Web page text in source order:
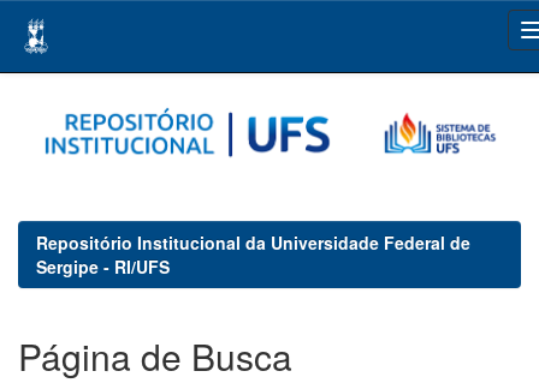
navigation
Repositório Institucional da Universidade Federal de
Sergipe - RI/UFS
Página de Busca